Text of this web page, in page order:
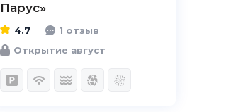
Парус»
4.7
1 отзыв
Открытие август